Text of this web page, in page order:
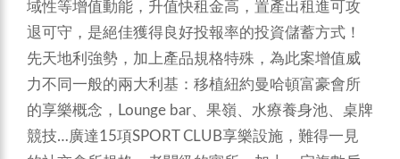
域性等增值動能，升值快租金高，置產出租進可攻
退可守，是絕佳獲得良好投報率的投資儲蓄方式！
先天地利強勢，加上產品規格特殊，為此案增值威
力不同一般的兩大利基：移植紐約曼哈頓富豪會所
的享樂概念，Lounge bar、果嶺、水療養身池、桌牌
競技…廣達15項SPORT CLUB享樂設施，難得一見